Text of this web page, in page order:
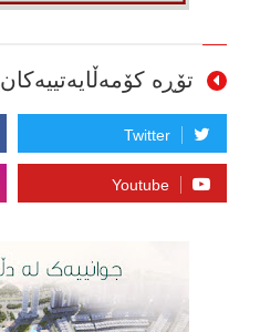
تۆڕە کۆمەڵایەتییەکان